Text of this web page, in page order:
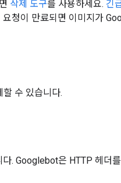
삭제 도구를 사용하세요. 긴
청이 만료되면 이미지가
할 수 있습니다.
. Googlebot은 HTTP 헤더